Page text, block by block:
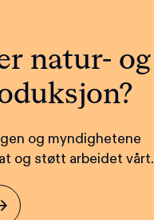
natur- og
og myndighetene
og støtt arbeidet vårt.